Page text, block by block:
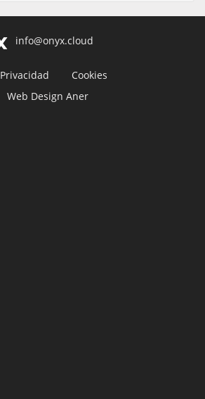
info@onyx.cloud
Privacidad
Cookies
Web Design Aner